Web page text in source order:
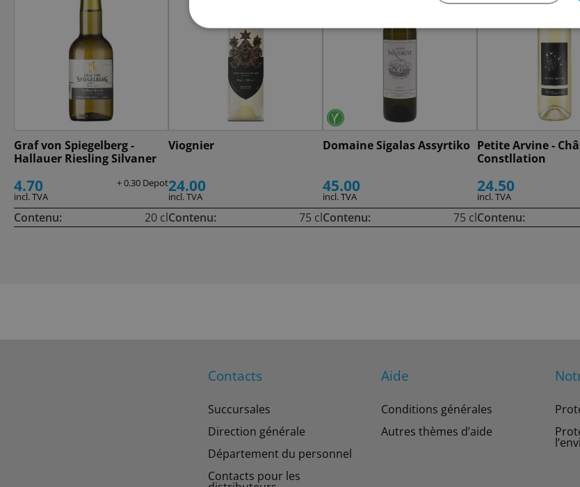
Graf von Spiegelberg -
Hallauer Riesling Silvaner
4.70
+ 0.30 Depot
incl. TVA
Contenu: 20 cl
Viognier
24.00
incl. TVA
Contenu: 75 cl
Domaine Sigalas Assyrtiko
45.00
incl. TVA
Contenu: 75 cl
Petite Arvine -
Constllation
24.50
incl. TVA
Contenu:
Contacts
Succursales
Direction générale
Département du personnel
Contacts pour les
Aide
Conditions générales
Autres thèmes d’aide